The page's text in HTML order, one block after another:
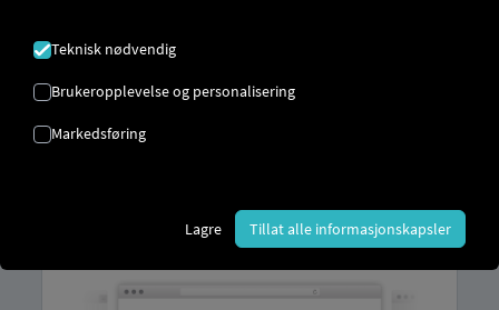
dem deretter direkte tilRIO plattformen
Alt du trenger er en
enkelt kobler til kjøretøyene dine selvi
trinnvise instruksjoner.
Teknisk nødvendig
Brukeropplevelse og personalisering
Markedsføring
Lagre Tillat alle informasjonskapsler